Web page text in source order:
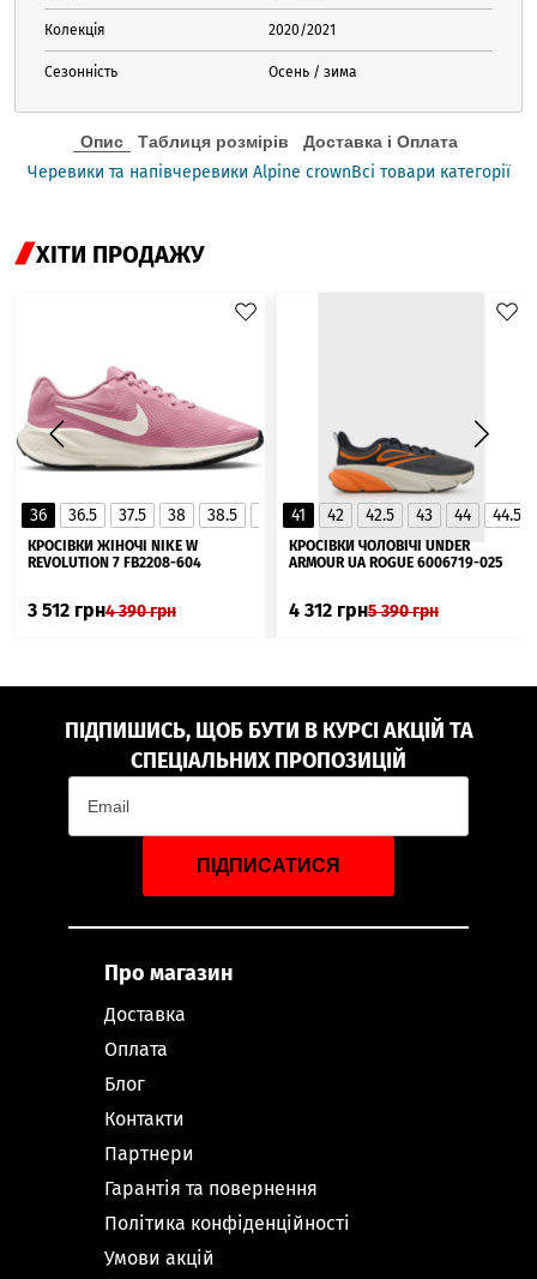
Колекція 2020/2021
Сезонність Осень / зима
Опис Таблиця розмірів Доставка і Оплата
Черевики та напівчеревики Alpine crownВсі товари категорії
ХІТИ ПРОДАЖУ
36 36.5 37.5 38 38.5 40 40.5
41
▲
КРОСІВКИ ЖІНОЧІ NIKE W
REVOLUTION 7 FB2208-604
3 512 грн4 390грн
41 42 42.5 43 44 44.5
КРОСІВКИ ЧОЛОВІЧІ UNDER
ARMOUR UA ROGUE 6006719-025
4 312 грн5 390грн
ПІДПИШИСЬ, ЩОБ БУТИ В КУРСІ АКЦІЙ ТА
СПЕЦІАЛЬНИХ ПРОПОЗИЦІЙ
ПІДПИСАТИСЯ
Про магазин
Доставка
Оплата
Блог
Контакти
Партнери
Гарантія та повернення
Політика конфіденційності
Умови акцій